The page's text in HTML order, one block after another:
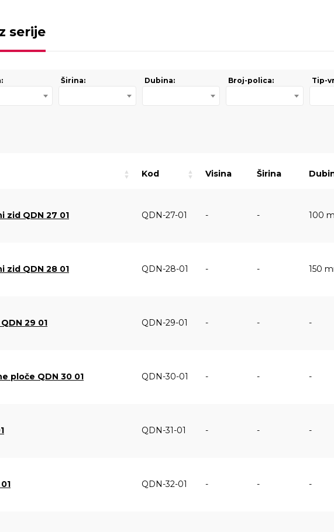
serije
Širina: Dubina: Broj-polica:
Tip-
Kod Visina Širina
zid QDN 27 01 QDN-27-01 - - 100
zid QDN 28 01 QDN-28-01 - - 150
29 01 QDN-29-01 - - -
ploče QDN 30 01 QDN-30-01 - - -
QDN-31-01 - - -
QDN-32-01 - - -